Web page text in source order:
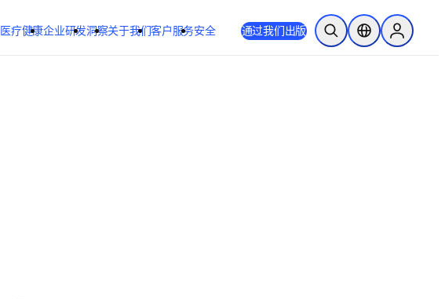
医疗健康企业研发洞察关于我们客户服务安全 通过我们出版 开放搜索位置选择器Sign in to